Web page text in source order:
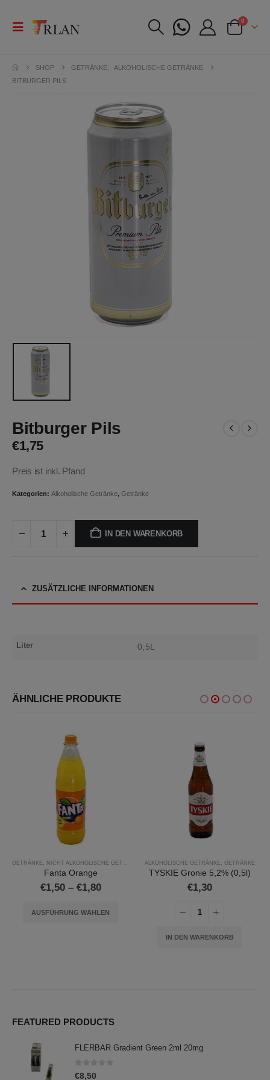
0
SHOP GETRÄNKE
ALKOHOLISCHE GETRÄNKE
BITBURGER PILS
Bitburger Pils
€1,75
Preis ist inkl. Pfand
Kategorien: Alkoholische Getränke, Getränke
IN DEN WARENKORB
ZUSÄTZLICHE INFORMATIONEN
Liter 0,5L
ÄHNLICHE PRODUKTE
GETRÄNKE , NICHT ALKOHOLISCHE GETRÄNKE
Fanta Orange
€1,50 – €1,80Preisspanne:
€1,80
AUSFÜHRUNG WÄHLEN
ALKOHOLISCHE GETRÄNKE , GETRÄNKE
TYSKIE Gronie 5,2% (0,5l)
€1,30
IN DEN WARENKORB
FEATURED PRODUCTS
FLERBAR Gradient Green 2ml 20mg
0out of 5
€8,50